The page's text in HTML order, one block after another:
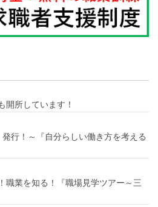
開所しています！
発行！～『自分らしい働き方を考える
職業を知る！『職場見学ツアー～三